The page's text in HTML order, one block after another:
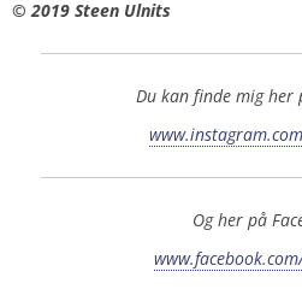
© 2019 Steen Ulnits
Du kan finde mig her
Og her på